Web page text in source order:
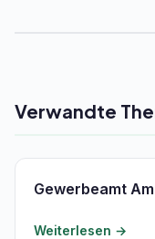
Verwandte
Gewerbeamt
Weiterlesen →